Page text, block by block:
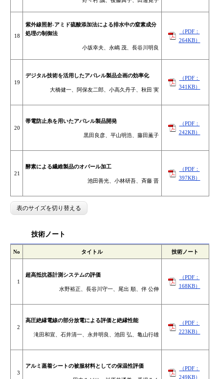
18
紫外線照射-アミド硫酸添加法による排水中の窒素成分
処理の制御法
小坂幸夫、永嶋 茂、長谷川明良
（PDF：
264KB）
19
デジタル技術を活用したアパレル製品企画の効率化
大橋健一、阿保友二郎、小高久丹子、秋田 実
（PDF：
341KB）
20
帯電防止糸を用いたアパレル製品開発
黒田良彦、平山明浩、藤田薫子
（PDF：
242KB）
21
酵素による繊維製品のオパール加工
池田善光、小林研吾、斉藤 晋
（PDF：
397KB）
表のサイズを切り替える
技術ノート
No タイトル 技術ノート
1
超高抵抗器計測システムの評価
水野裕正、長谷川守一、尾出 順、伴 公伸
（PDF：
168KB）
2
高圧絶縁電線の部分放電による評価と絶縁性能
滝田和宣、石井清一、永井明良、池田 弘、亀山行雄
（PDF：
223KB）
3
アルミ蒸着シートの被服材料としての保温性評価
（PDF：
249KB）